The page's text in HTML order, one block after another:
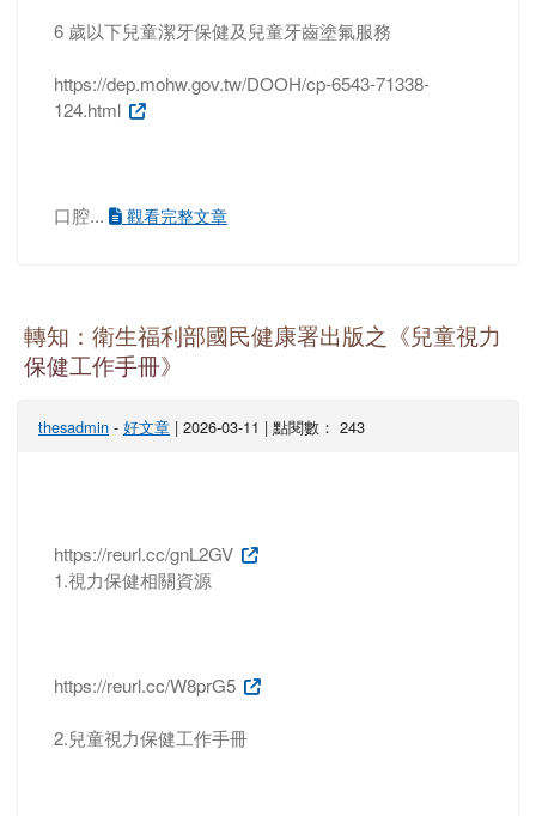
6 歲以下兒童潔牙保健及兒童牙齒塗氟服務
https://dep.mohw.gov.tw/DOOH/cp-6543-71338-
124.html
口腔... 觀看完整文章
轉知：衛生福利部國民健康署出版之《兒童視力
保健工作手冊》
thesadmin - 好文章 | 2026-03-11 | 點閱數： 243
https://reurl.cc/gnL2GV
1.視力保健相關資源
https://reurl.cc/W8prG5
2.兒童視力保健工作手冊